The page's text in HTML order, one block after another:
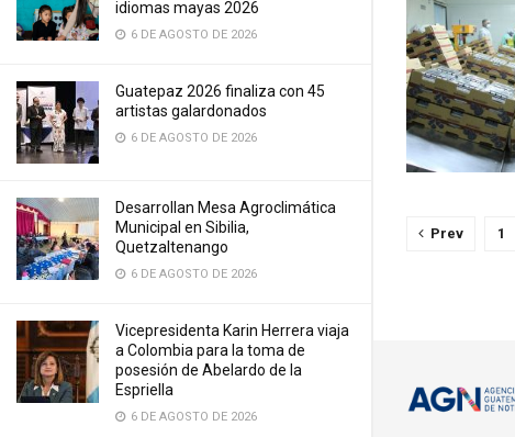
idiomas mayas 2026
6 DE AGOSTO DE 2026
Guatepaz 2026 finaliza con 45
artistas galardonados
6 DE AGOSTO DE 2026
Desarrollan Mesa Agroclimática
Municipal en Sibilia,
Quetzaltenango
6 DE AGOSTO DE 2026
Vicepresidenta Karin Herrera viaja
a Colombia para la toma de
posesión de Abelardo de la
Espriella
6 DE AGOSTO DE 2026
Prev 1